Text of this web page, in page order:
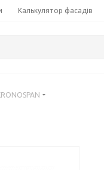
Калькулятор фасадів